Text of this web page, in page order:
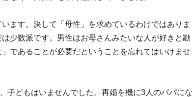
ます。決して「母性」を求めているわけではありま
少数派です。男性はお母さんみたいな人が好きと勘
であることが必要だということを忘れてはいけませ
子どもはいませんでした。再婚を機に3人のパパにな